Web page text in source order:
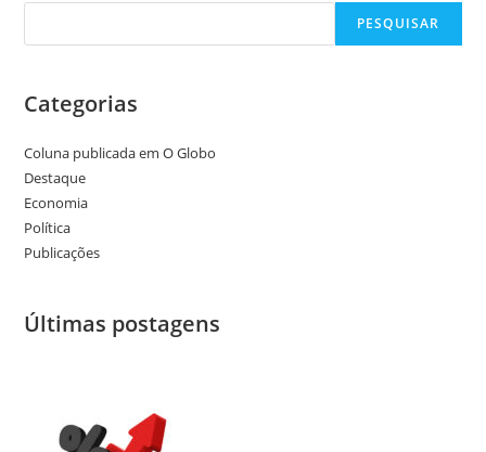
PESQUISAR
Categorias
Coluna publicada em O Globo
Destaque
Economia
Política
Publicações
Últimas postagens